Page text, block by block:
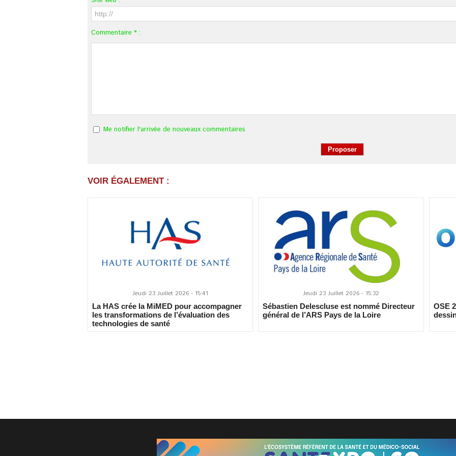
Commentaire * :
Me notifier l'arrivée de nouveaux commentaires
VOIR ÉGALEMENT :
Jeudi 23 Juillet 2026 - 15:41
La HAS crée la MiMED pour accompagner
les transformations de l’évaluation des
technologies de santé
Jeudi 23 Juillet 2026 - 15:32
Sébastien Delescluse est nommé Directeur
général de l’ARS Pays de la Loire
OSE